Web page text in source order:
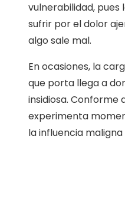
vulnerabilidad, pues
sufrir por el dolor
algo sale mal.
En ocasiones, la
que porta llega a
insidiosa. Conforme
experimenta
la influencia maligna